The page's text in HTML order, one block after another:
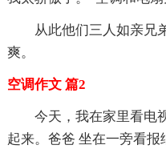
从此他们三人如亲兄弟
爽。
空调作文 篇2
今天，我在家里看电视
起来。爸爸 坐在一旁看